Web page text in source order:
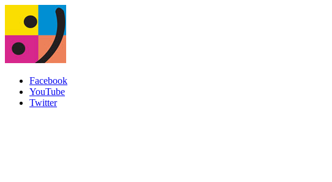
Facebook
YouTube
Twitter